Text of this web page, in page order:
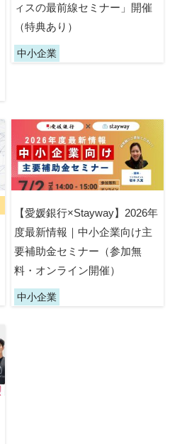
ィスの最前線セミナー」開催
（特典あり）
中小企業
【愛媛銀行×Stayway】2026年
度最新情報｜中小企業向け主
要補助金セミナー（参加無
料・オンライン開催）
中小企業